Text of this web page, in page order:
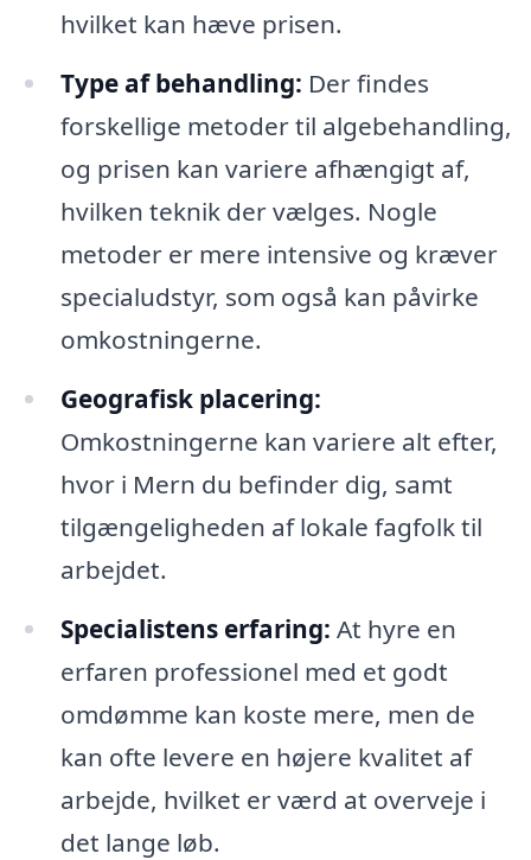
hvilket kan hæve prisen.
Type af behandling: Der findes
forskellige metoder til algebehandling,
og prisen kan variere afhængigt af,
hvilken teknik der vælges. Nogle
metoder er mere intensive og kræver
specialudstyr, som også kan påvirke
omkostningerne.
Geografisk placering:
Omkostningerne kan variere alt efter,
hvor i Mern du befinder dig, samt
tilgængeligheden af lokale fagfolk til
arbejdet.
Specialistens erfaring: At hyre en
erfaren professionel med et godt
omdømme kan koste mere, men de
kan ofte levere en højere kvalitet af
arbejde, hvilket er værd at overveje i
det lange løb.